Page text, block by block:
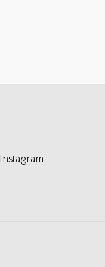
Instagram